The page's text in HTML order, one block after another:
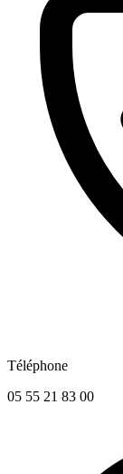
Téléphone
05 55 21 83 00